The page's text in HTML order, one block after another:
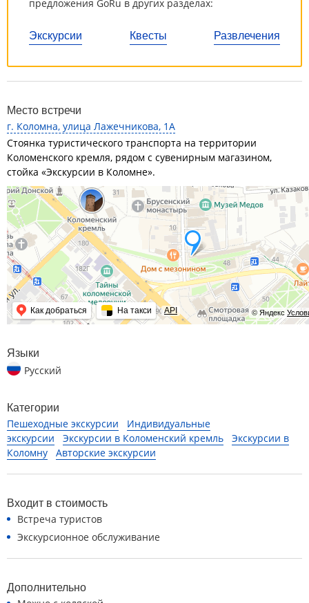
предложения GoRu в других разделах:
Экскурсии Квесты Развлечения
Место встречи
г. Коломна, улица Лажечникова, 1А
Стоянка туристического транспорта на территории
Коломенского кремля, рядом с сувенирным магазином,
стойка «Экскурсии в Коломне».
© Яндекс
Как добраться На такси API
Языки
Русский
Категории
Пешеходные экскурсии
Индивидуальные
экскурсии
Экскурсии в Коломенский кремль
Экскурсии в
Коломну
Авторские экскурсии
Входит в стоимость
Встреча туристов
Экскурсионное обслуживание
Дополнительно